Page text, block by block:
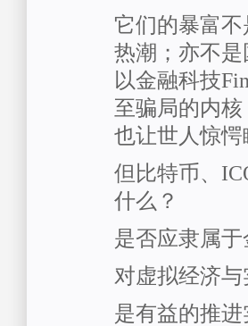
它们的暴富
热潮；亦不
以金融科技
至骗局的内
也让世人惊愕
但比特币、
什么？
是否应隶属于
对虚拟经济
是有益的推